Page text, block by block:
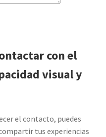
con el
visual y
el contacto, puedes
tus experiencias